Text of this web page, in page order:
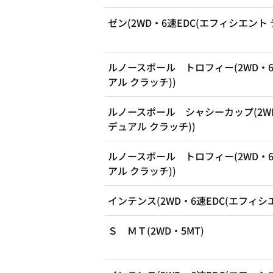
ゼン(2WD・6速EDC(エフィシエント
ルノースポール トロフィー(2WD・
アル クラッチ))
ルノースポール シャシーカップ
デュアル クラッチ))
ルノースポール トロフィー(2WD・
アル クラッチ))
インテンス(2WD・6速EDC(エフィ
Ｓ ＭＴ(2WD・5MT)